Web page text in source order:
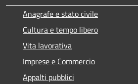
Anagrafe e stato civile
Cultura e tempo libero
Vita lavorativa
Imprese e Commercio
Appalti pubblici